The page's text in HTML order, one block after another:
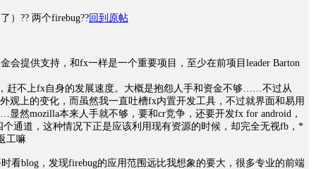
）?? 两个firebug??回到原帖
会提供支持，和fx一样是一个重要项目，至少在前项目leader Barton
赶不上fx自身的发展速度。大概是抱怨人手和资金不够……不过从
观上的变化，而虽然我一直吐槽fx内置开发工具，不过就界面和易用
然mozilla本来人手就不够，要和cr竞争，还要开发fx for android，
个通道，这种情况下正是应该利用现有资源的时候，却完全无视fb，*
工嘛
看blog，发现firebug的应用范围远比我想象的要大，很多专业的前端